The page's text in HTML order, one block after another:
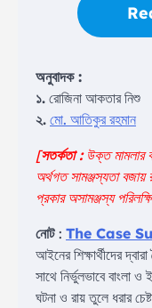
অনুবাদক :
১. রোজিনা আকতার নিশু
২. মো. আতিকুর রহমান
[সতর্কতা :উক্ত মামলার
অর্থগত সামঞ্জস্যতা বজায়
প্রকার অসামঞ্জস্য
নোট : The Case
আইনের শিক্ষার্থীদের
সাথে নির্ভুলভাবে বাংলা
ঘটনা ও রায় তুলে ধরার